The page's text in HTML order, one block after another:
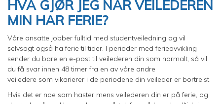
HVA GJØR JEG NÅR VEILEDEREN
MIN HAR FERIE?
Våre ansatte jobber fulltid med studentveiledning og vil
selvsagt også ha ferie til tider. I perioder med ferieavvikling
sender du bare en e-post til veilederen din som normalt, så vil
du få svar innen 48 timer fra en av våre andre
veiledere som vikarierer i de periodene din veileder er bortreist.
Hvis det er noe som haster mens veilederen din er på ferie, og